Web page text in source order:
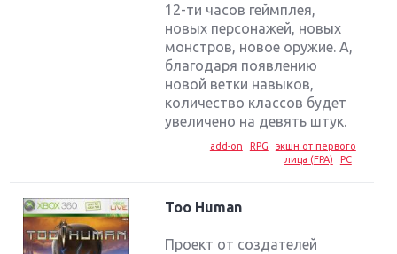
12-ти часов геймплея,
новых персонажей, новых
монстров, новое оружие. А,
благодаря появлению
новой ветки навыков,
количество классов будет
увеличено на девять штук.
add-on RPG
экшн от первого
лица (FPA)
PC
Too Human
Проект от создателей